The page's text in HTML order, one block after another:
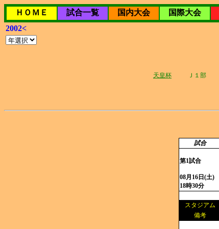
ＨＯＭＥ 試合一覧 国内大会 国際大会
2002<
天皇杯 Ｊ１部
試合
第1試合
08月16日(土)
18時30分
スタジアム
備考